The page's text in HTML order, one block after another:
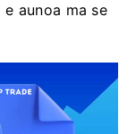
aunoa ma se